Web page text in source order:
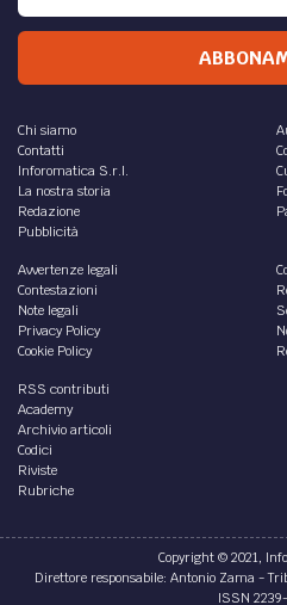
Chi siamo
Contatti
Inforomatica S.r.l.
La nostra storia
Redazione
Pubblicità
Avvertenze legali
Contestazioni
Note legali
Privacy Policy
Cookie Policy
RSS contributi
Academy
Archivio articoli
Codici
Riviste
Rubriche
Copyright © 2021,
Direttore responsabile: Antonio Zama -
ISSN